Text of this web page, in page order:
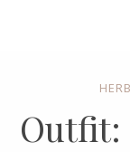
Outfit: